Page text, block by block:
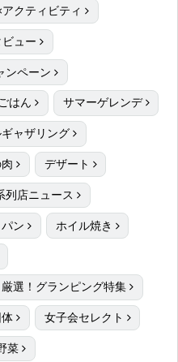
クティビティ
ュー
ンペーン
はん サマーゲレンデ
ャザリング
デザート
列店ニュース
パン ホイル焼き
厳選！グランピング特集
女子会セレクト
菜